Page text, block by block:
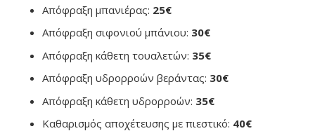
Απόφραξη μπανιέρας: 25€
Απόφραξη σιφονιού μπάνιου: 30€
Απόφραξη κάθετη τουαλετών: 35€
Απόφραξη υδρορροών βεράντας: 30€
Απόφραξη κάθετη υδρορροών: 35€
Καθαρισμός αποχέτευσης με πιεστικό: 40€